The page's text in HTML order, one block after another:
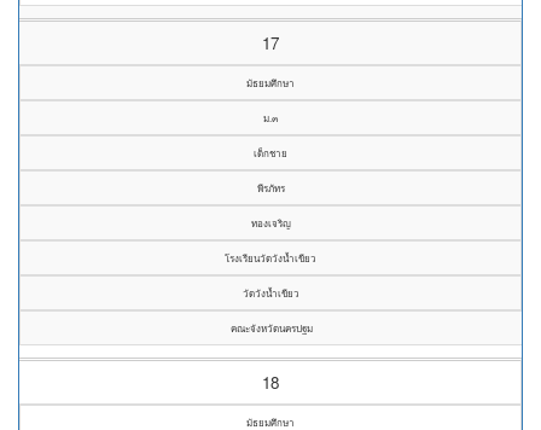
17
มัธยมศึกษา
ม.๓
เด็กชาย
พีรภัทร
ทองเจริญ
โรงเรียนวัดวังน้ำเขียว
วัดวังน้ำเขียว
คณะจังหวัดนครปฐม
18
มัธยมศึกษา